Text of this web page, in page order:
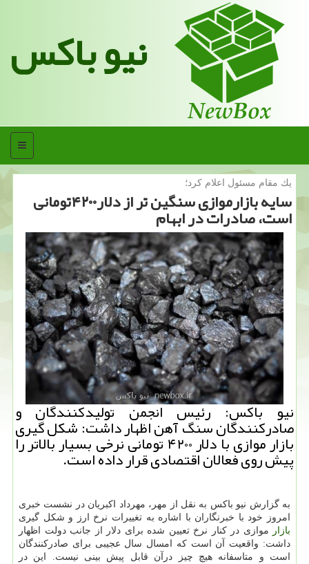
نیو باکس
منو
یك مقام مسئول اعلام كرد؛
سایه بازارموازی سنگین تر از دلار۴۲۰۰تومانی
است، صادرات در ابهام
نیو باكس: رئیس انجمن تولیدكنندگان و
صادركنندگان سنگ آهن اظهار داشت: شكل گیری
بازار موازی با دلار ۴۲۰۰ تومانی نرخی بسیار بالاتر را
پیش روی فعالان اقتصادی قرار داده است.
به گزارش نیو باكس به نقل از مهر، مهرداد اكبریان در نشست خبری
امروز خود با خبرنگاران با اشاره به تغییرات نرخ ارز و شكل گیری
بازار
موازی در كنار نرخ تعیین شده برای دلار از جانب دولت اظهار
داشت: واقعیت آن است كه امسال سال عجیبی برای صادركنندگان
است و متاسفانه هیچ چیز درآن قابل پیش بینی نیست. این در